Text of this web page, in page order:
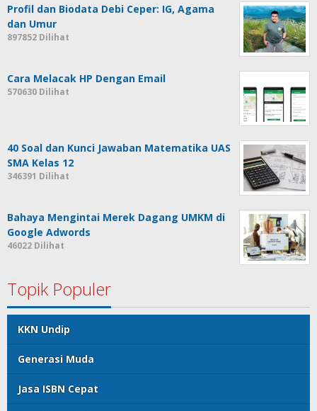
Profil dan Biodata Debi Ceper: IG, Agama
dan Umur
897852 Dilihat
Cara Melacak HP Dengan Email
570630 Dilihat
40 Soal dan Kunci Jawaban Matematika UAS
SMA Kelas 12
346391 Dilihat
Bahaya Mengintai Merek Dagang UMKM di
Google Adwords
46022 Dilihat
Topik Populer
KKN Undip
Generasi Muda
Jasa ISBN Cepat